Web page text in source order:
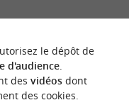
POUR VOUS
le dépôt de
d'audience.
des vidéosdont
des cookies.